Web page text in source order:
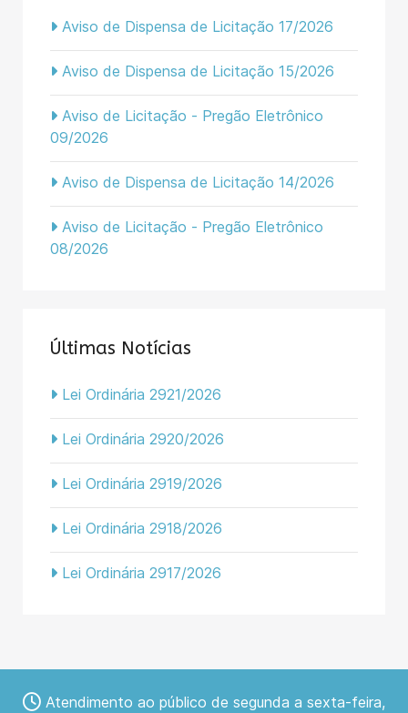
Aviso de Dispensa de Licitação 17/2026
Aviso de Dispensa de Licitação 15/2026
Aviso de Licitação - Pregão Eletrônico
09/2026
Aviso de Dispensa de Licitação 14/2026
Aviso de Licitação - Pregão Eletrônico
08/2026
Últimas Notícias
Lei Ordinária 2921/2026
Lei Ordinária 2920/2026
Lei Ordinária 2919/2026
Lei Ordinária 2918/2026
Lei Ordinária 2917/2026
Atendimento ao público de segunda a sexta-feira,